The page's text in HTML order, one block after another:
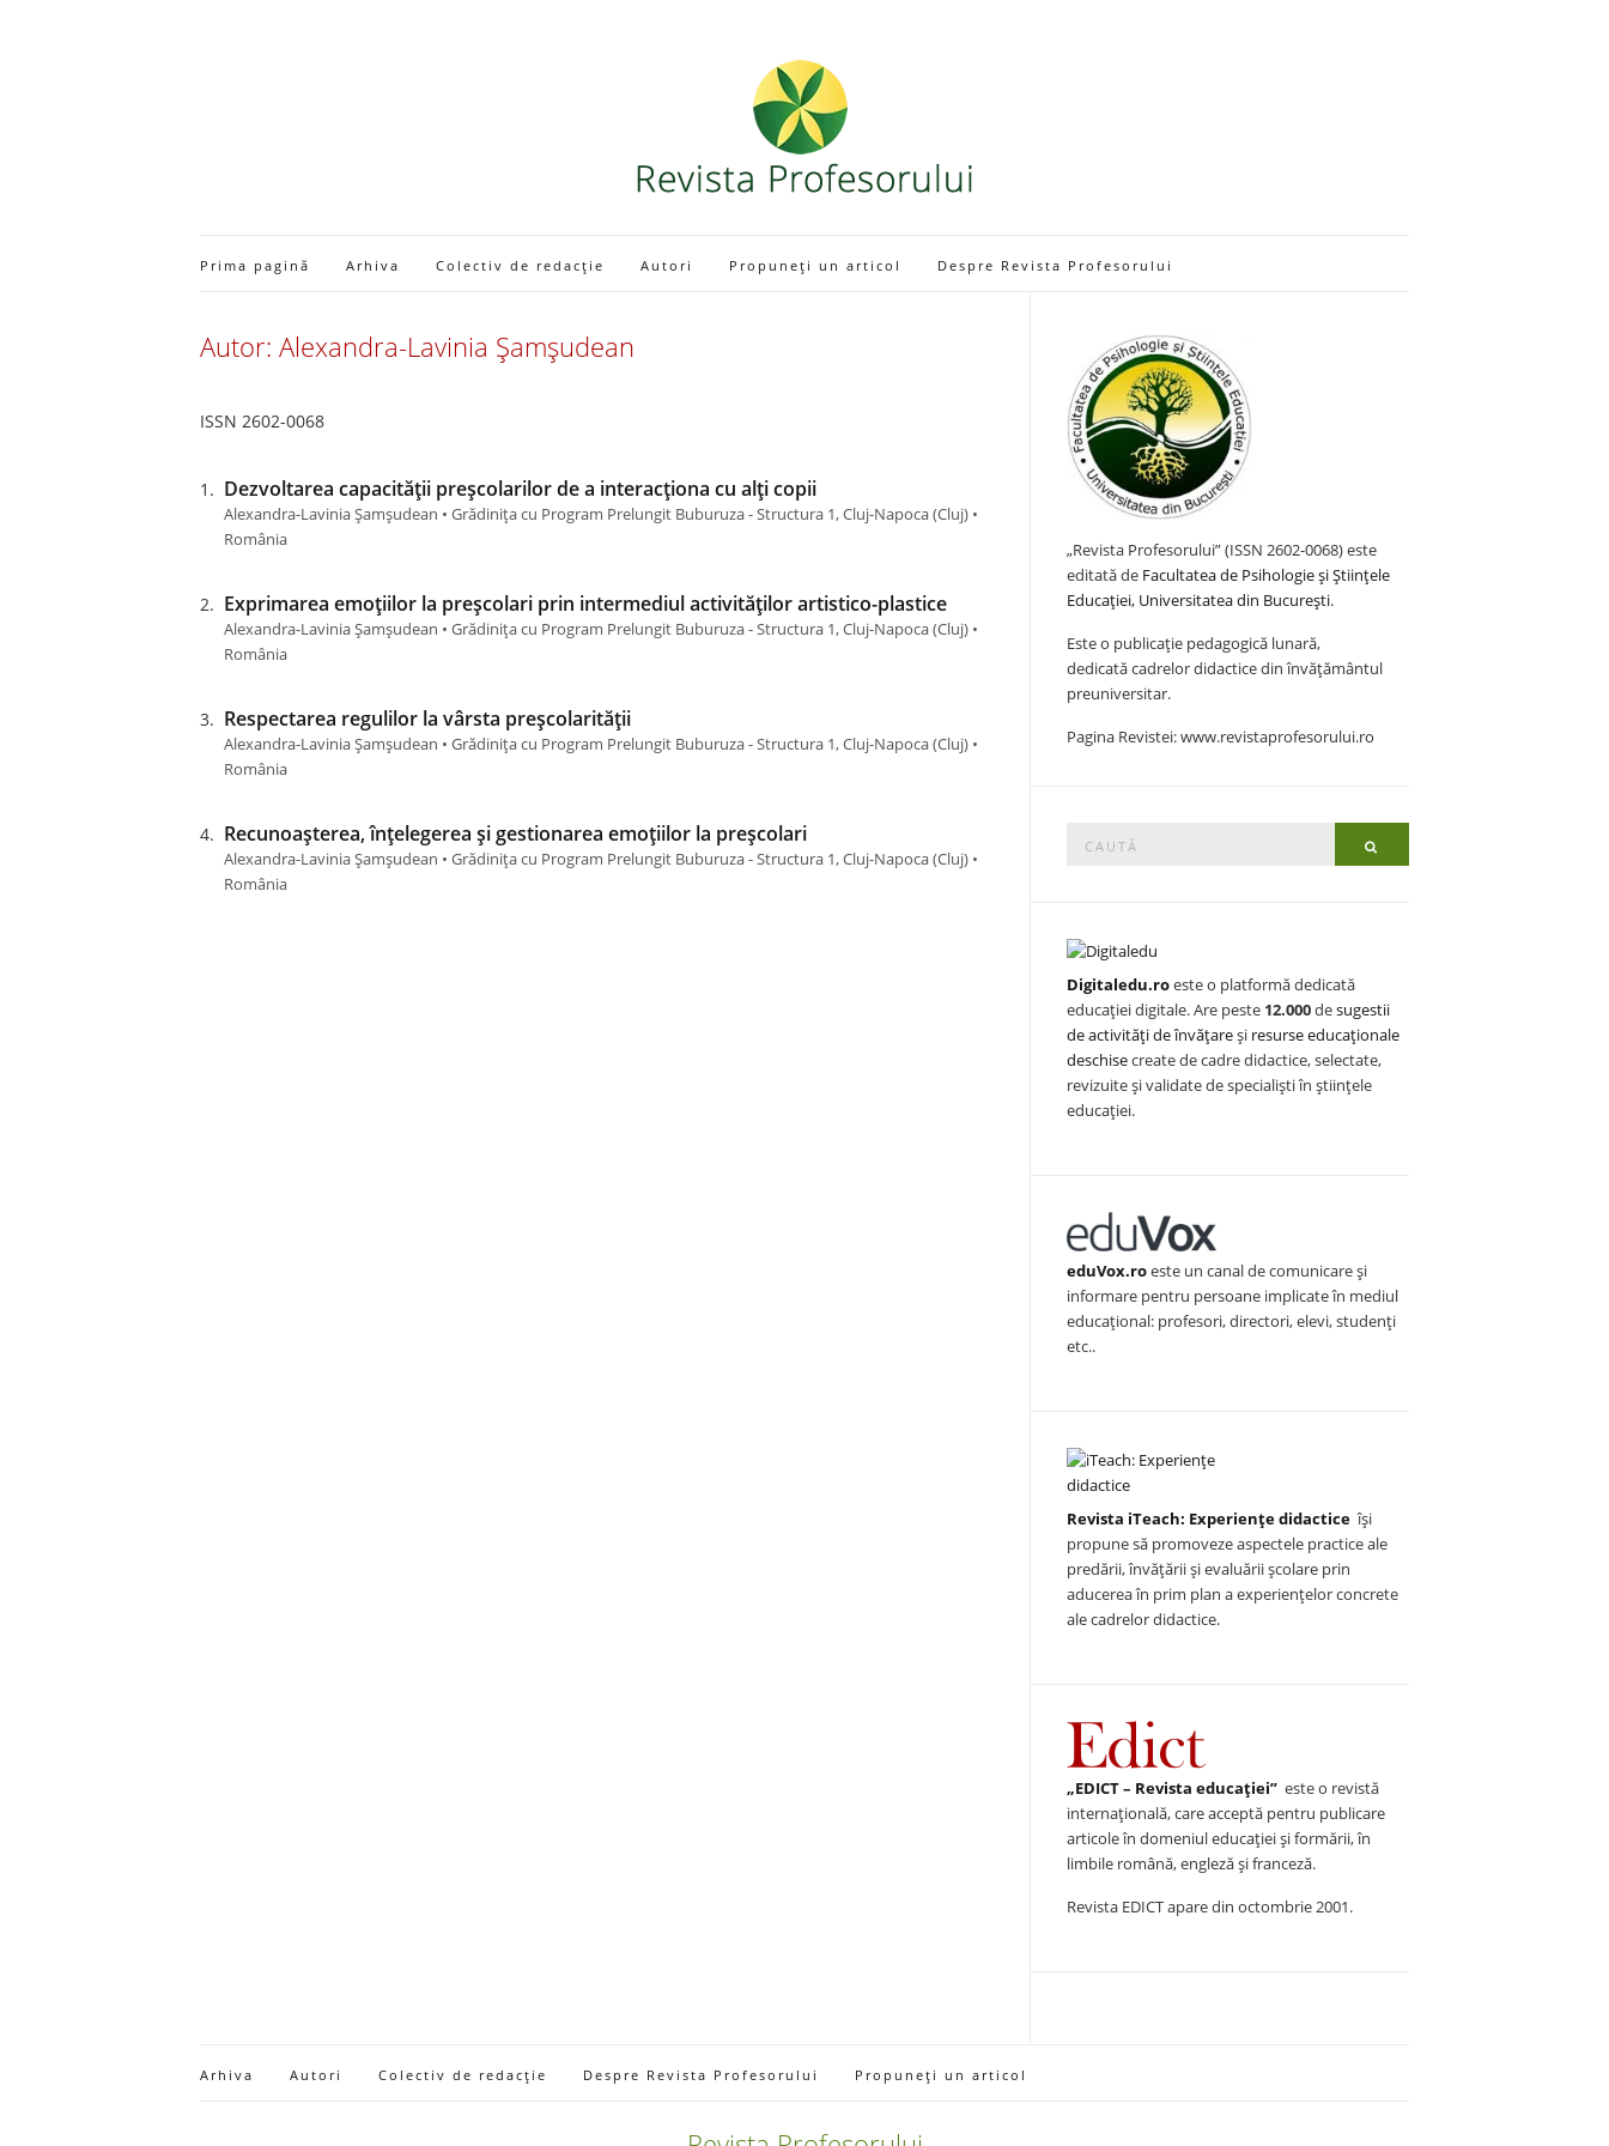
Prima pagină Arhiva Colectiv de redacție Autori Propuneți un articol Despre Revista Profesorului
Autor: Alexandra-Lavinia Șamșudean
ISSN 2602-0068
Dezvoltarea capacității preșcolarilor de a interacționa cu alți copii
Alexandra-Lavinia Șamșudean • Grădinița cu Program Prelungit Buburuza - Structura 1, Cluj-Napoca (Cluj) •
România
Exprimarea emoțiilor la preșcolari prin intermediul activităților artistico-plastice
Alexandra-Lavinia Șamșudean • Grădinița cu Program Prelungit Buburuza - Structura 1, Cluj-Napoca (Cluj) •
România
Respectarea regulilor la vârsta preșcolarității
Alexandra-Lavinia Șamșudean • Grădinița cu Program Prelungit Buburuza - Structura 1, Cluj-Napoca (Cluj) •
România
Recunoașterea, înțelegerea și gestionarea emoțiilor la preșcolari
Alexandra-Lavinia Șamșudean • Grădinița cu Program Prelungit Buburuza - Structura 1, Cluj-Napoca (Cluj) •
România
„Revista Profesorului” (ISSN 2602-0068) este
editată de Facultatea de Psihologie și Științele
Educației, Universitatea din București.
Este o publicație pedagogică lunară,
dedicată cadrelor didactice din învățământul
preuniversitar.
Pagina Revistei: www.revistaprofesorului.ro
for:
Digitaledu.roeste o platformă dedicată
educației digitale. Are peste 12.000desugestii
de activități de învățareși resurse educaționale
deschisecreate de cadre didactice, selectate,
revizuite și validate de specialiști în științele
educației.
eduVox.roeste un canal de comunicare și
informare pentru persoane implicate în mediul
educațional: profesori, directori, elevi, studenți
etc..
Revista iTeach: Experienţe didactice îşi
propune să promoveze aspectele practice ale
predării, învăţării şi evaluării şcolare prin
aducerea în prim plan a experienţelor concrete
ale cadrelor didactice.
„EDICT – Revista educației” este o revistă
internațională, care acceptă pentru publicare
articole în domeniul educației și formării, în
limbile română, engleză și franceză.
Revista EDICT apare din octombrie 2001.
Arhiva Autori Colectiv de redacție Despre Revista Profesorului Propuneți un articol